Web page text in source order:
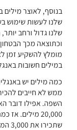
בנוסף, לאוצר מילים
שלנו לעשות שימוש
שלנו גדול ורחב
וכתוצאה מכך
מומלץ להשקיע זמן
במילים חשובות
כמה מילים יש
השפה. אפילו דובר
20,000